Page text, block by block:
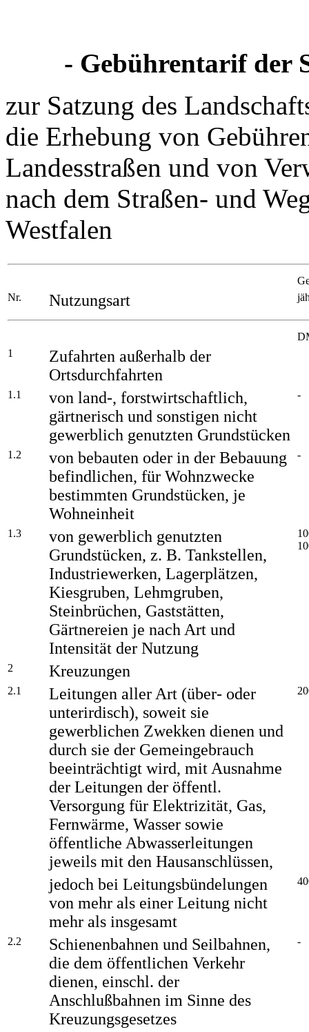
- Gebührentarif der
zur Satzung des
die Erhebung von
Landesstraßen und von
nach dem Straßen- und
Westfalen
Nr.
Nutzungsart
1
Zufahrten außerhalb der
Ortsdurchfahrten
1.1
von land-, forstwirtschaftlich,
gärtnerisch und sonstigen nicht
gewerblich genutzten Grundstücken
-
1.2
von bebauten oder in der Bebauung
befindlichen, für Wohnzwecke
bestimmten Grundstücken, je
Wohneinheit
-
1.3
von gewerblich genutzten
Grundstücken, z. B. Tankstellen,
Industriewerken, Lagerplätzen,
Kiesgruben, Lehmgruben,
Steinbrüchen, Gaststätten,
Gärtnereien je nach Art und
Intensität der Nutzung
2 Kreuzungen
2.1
Leitungen aller Art (über- oder
unterirdisch), soweit sie
gewerblichen Zwekken dienen und
durch sie der Gemeingebrauch
beeinträchtigt wird, mit Ausnahme
der Leitungen der öffentl.
Versorgung für Elektrizität, Gas,
Fernwärme, Wasser sowie
öffentliche Abwasserleitungen
jeweils mit den Hausanschlüssen,
jedoch bei Leitungsbündelungen
von mehr als einer Leitung nicht
mehr als insgesamt
2.2
Schienenbahnen und Seilbahnen,
die dem öffentlichen Verkehr
dienen, einschl. der
Anschlußbahnen im Sinne des
Kreuzungsgesetzes
-